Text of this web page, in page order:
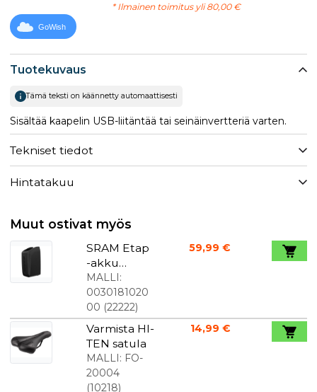
Tuotekuvaus
Tämä teksti on käännetty automaattisesti
Sisältää kaapelin USB-liitäntää tai seinäinvertteriä varten.
Tekniset tiedot
Hintatakuu
* Ilmainen toimitus yli 80,00 €
GoWish
Muut ostivat myös
SRAM Etap
-akku
Musta
MALLI:
0030181020
00 (22222)
59,99 €
Varmista HI-
TEN satula
MALLI: FO-
20004
(10218)
14,99 €